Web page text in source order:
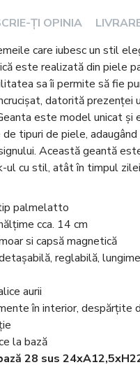
ȚI OPINIA
care iubesc un stil
este realizată din piele
sa îi permite să fie
datorită prezenței
este model unicat și
tipuri de piele,
Această geantă
cu stil, atât în ​​timpul
palmelatto
cca. 14 cm
si capsă magnetică
reglabilă,
aurii
în interior, despărțite
la bază
28 sus